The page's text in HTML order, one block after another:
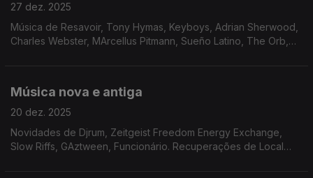
27 dez. 2025
Música de Resavoir, Tony Hymas, Keyboys, Adrian Sherwood,
Charles Webster, MArcellus Pitmann, Sueño Latino, The Orb,
Música nova e antiga
20 dez. 2025
Novidades de Djrum, Zeitgeist Freedom Energy Exchange,
Slow Riffs, GAztween, Funcionário. Recuperações de Local